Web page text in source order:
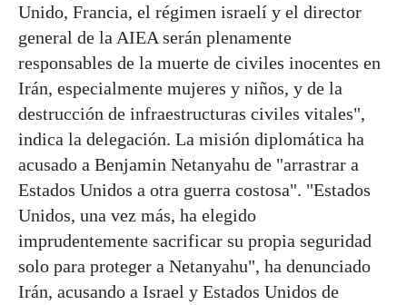
Unido, Francia, el régimen israelí y el director
general de la AIEA serán plenamente
responsables de la muerte de civiles inocentes en
Irán, especialmente mujeres y niños, y de la
destrucción de infraestructuras civiles vitales",
indica la delegación. La misión diplomática ha
acusado a Benjamin Netanyahu de "arrastrar a
Estados Unidos a otra guerra costosa". "Estados
Unidos, una vez más, ha elegido
imprudentemente sacrificar su propia seguridad
solo para proteger a Netanyahu", ha denunciado
Irán, acusando a Israel y Estados Unidos de